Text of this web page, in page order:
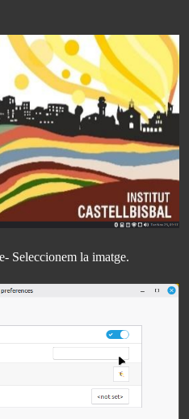
Seleccionem la imatge.